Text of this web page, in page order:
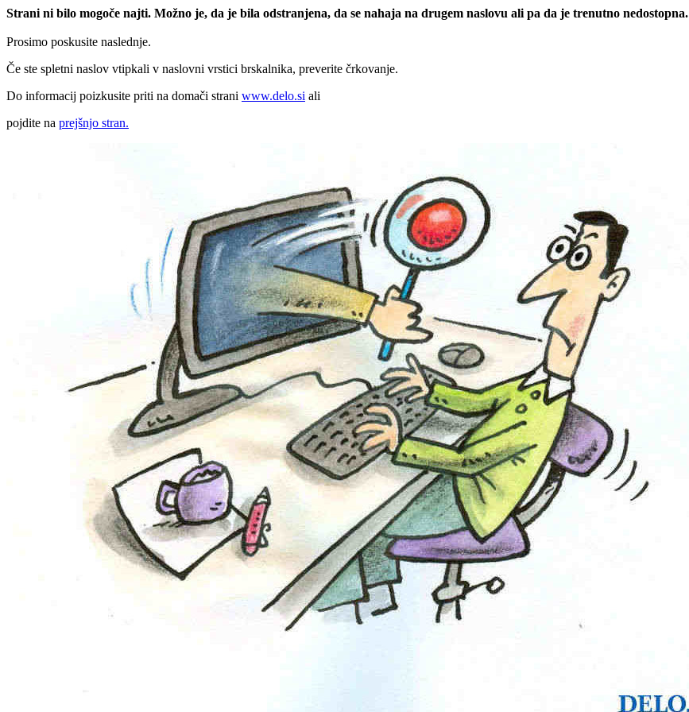
Strani ni bilo mogoče najti. Možno je, da je bila odstranjena, da se nahaja na drugem naslovu ali pa da je trenutno nedostopna.
Prosimo poskusite naslednje.
Če ste spletni naslov vtipkali v naslovni vrstici brskalnika, preverite črkovanje.
Do informacij poizkusite priti na domači strani www.delo.si ali
pojdite na prejšnjo stran.